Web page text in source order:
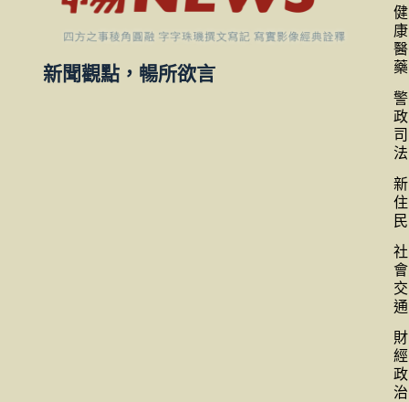
新聞觀點，暢所欲言
健
康
醫
藥
警
政
司
法
新
住
民
社
會
交
通
財
經
政
治